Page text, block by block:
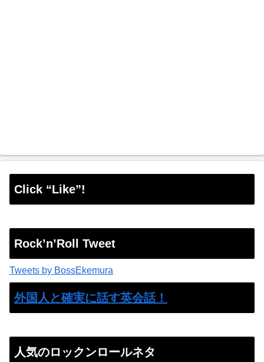
Click “Like”!
Rock’n’Roll Tweet
Tweets by BossEkemura
外国人と確実に話す英会話！
人気のロックンロールネタ